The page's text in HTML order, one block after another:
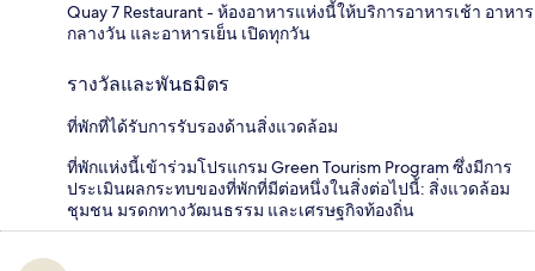
Quay 7 Restaurant - ห้องอาหารแห่งนี้ให้บริการอาหารเช้า อาหาร
กลางวัน และอาหารเย็น เปิดทุกวัน
รางวัลและพันธมิตร
ที่พักที่ได้รับการรับรองด้านสิ่งแวดล้อม
ที่พักแห่งนี้เข้าร่วมโปรแกรม Green Tourism Program ซึ่งมีการ
ประเมินผลกระทบของที่พักที่มีต่อหนึ่งในสิ่งต่อไปนี้: สิ่งแวดล้อม
ชุมชน มรดกทางวัฒนธรรม และเศรษฐกิจท้องถิ่น